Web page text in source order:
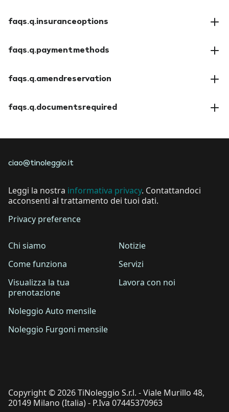
faqs.q.insuranceoptions
faqs.q.paymentmethods
faqs.q.amendreservation
faqs.q.documentsrequired
ciao@tinoleggio.it
Leggi la nostra informativa privacy. Contattandoci
acconsenti al trattamento dei tuoi dati.
Privacy preference
Chi siamo
Come funziona
Visualizza la tua
prenotazione
Noleggio Auto mensile
Noleggio Furgoni mensile
Notizie
Servizi
Lavora con noi
Copyright © 2026 TiNoleggio S.r.l. - Viale Murillo 48,
20149 Milano (Italia) - P.Iva 07445370963